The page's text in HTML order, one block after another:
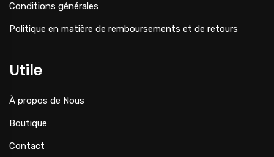
Conditions générales
Politique en matière de remboursements et de retours
Utile
À propos de Nous
Boutique
Contact